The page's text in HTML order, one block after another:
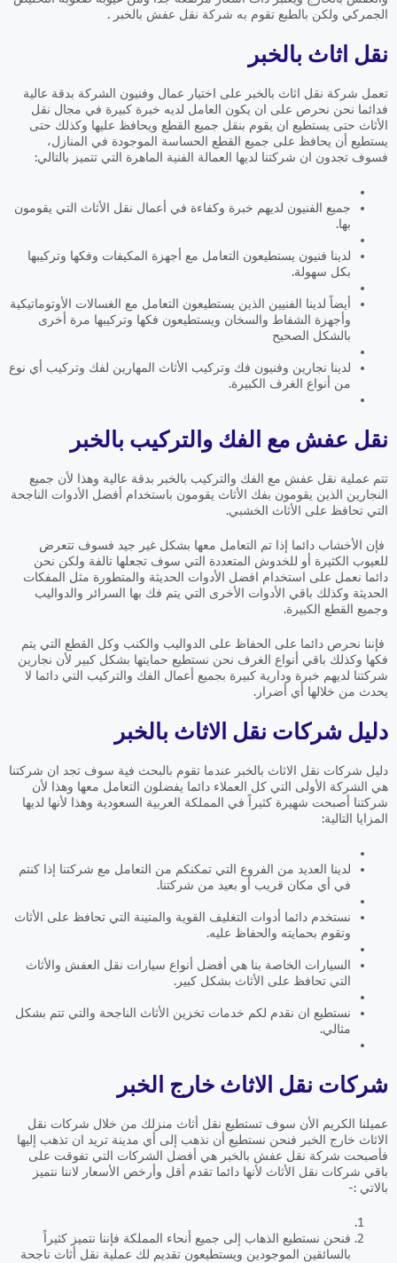
الجمركي ولكن بالطبع تقوم به شركة نقل عفش بالخبر .
نقل اثاث بالخبر
تعمل شركة نقل اثاث بالخبر على اختيار عمال وفنيون الشركة بدقة عالية
فدائما نحن نحرص على ان يكون العامل لديه خبرة كبيرة في مجال نقل
الأثاث حتى يستطيع ان يقوم بنقل جميع القطع ويحافظ عليها وكذلك حتى
يستطيع أن يحافظ على جميع القطع الحساسة الموجودة في المنازل،
فسوف تجدون ان شركتنا لديها العمالة الفنية الماهرة التي تتميز بالتالي:
جميع الفنيون لديهم خبرة وكفاءة في أعمال نقل الأثاث التي يقومون
بها.
لدينا فنيون يستطيعون التعامل مع أجهزة المكيفات وفكها وتركيبها
بكل سهولة.
أيضاً لدينا الفنيين الذين يستطيعون التعامل مع الغسالات الأوتوماتيكية
وأجهزة الشفاط والسخان ويستطيعون فكها وتركيبها مرة أخرى
بالشكل الصحيح
لدينا نجارين وفنيون فك وتركيب الأثاث المهارين لفك وتركيب أي نوع
من أنواع الغرف الكبيرة.
نقل عفش مع الفك والتركيب بالخبر
تتم عملية نقل عفش مع الفك والتركيب بالخبر بدقة عالية وهذا لأن جميع
النجارين الذين يقومون بفك الأثاث يقومون باستخدام أفضل الأدوات الناجحة
التي تحافظ على الأثاث الخشبي.
فإن الأخشاب دائما إذا تم التعامل معها بشكل غير جيد فسوف تتعرض
للعيوب الكثيرة أو للخدوش المتعددة التي سوف تجعلها تالفة ولكن نحن
دائما نعمل على استخدام افضل الأدوات الحديثة والمتطورة مثل المفكات
الحديثة وكذلك باقي الأدوات الأخرى التي يتم فك بها السرائر والدواليب
وجميع القطع الكبيرة.
فإننا نحرص دائما على الحفاظ على الدواليب والكنب وكل القطع التي يتم
فكها وكذلك باقي أنواع الغرف نحن نستطيع حمايتها بشكل كبير لأن نجارين
شركتنا لديهم خبرة ودارية كبيرة بجميع أعمال الفك والتركيب التي دائما لا
يحدث من خلالها أي أضرار.
دليل شركات نقل الاثاث بالخبر
دليل شركات نقل الاثاث بالخبر عندما تقوم بالبحث فية سوف تجد ان شركتنا
هي الشركة الأولى التي كل العملاء دائما يفضلون التعامل معها وهذا لأن
شركتنا أصبحت شهيرة كثيراً في المملكة العربية السعودية وهذا لأنها لديها
المزايا التالية:
لدينا العديد من الفروع التي تمكنكم من التعامل مع شركتنا إذا كنتم
في أي مكان قريب أو بعيد من شركتنا.
نستخدم دائما أدوات التغليف القوية والمتينة التي تحافظ على الأثاث
وتقوم بحمايته والحفاظ عليه.
السيارات الخاصة بنا هي أفضل أنواع سيارات نقل العفش والأثاث
التي تحافظ على الأثاث بشكل كبير.
نستطيع ان نقدم لكم خدمات تخزين الأثاث الناجحة والتي تتم بشكل
مثالي.
شركات نقل الاثاث خارج الخبر
عميلنا الكريم الأن سوف تستطيع نقل أثاث منزلك من خلال شركات نقل
الاثاث خارج الخبر فنحن نستطيع أن نذهب إلى أي مدينة تريد ان تذهب إليها
فأصبحت شركة نقل عفش بالخبر هي أفضل الشركات التي تفوقت على
باقي شركات نقل الأثاث لأنها دائما تقدم أقل وأرخص الأسعار لاننا نتميز
بالاتي :-
فنحن نستطيع الذهاب إلى جميع أنحاء المملكة فإننا نتميز كثيراً
بالسائقين الموجودين ويستطيعون تقديم لك عملية نقل أثاث ناجحة